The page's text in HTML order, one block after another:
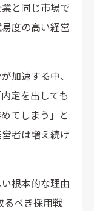
と同じ市場で
度の高い経営
加速する中、
定を出しても
てしまう」と
者は増え続け
根本的な理由
るべき採用戦